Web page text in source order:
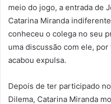
meio do jogo, a entrada de
Catarina Miranda
conheceu o colega no seu
uma discussão com ele,
acabou expulsa.
Depois de ter participado
Dilema, Catarina Miranda